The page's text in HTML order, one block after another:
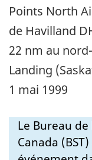
Points North
de Havilland
22 nm au
Landing
1 mai 1999
Le Bureau
Canada